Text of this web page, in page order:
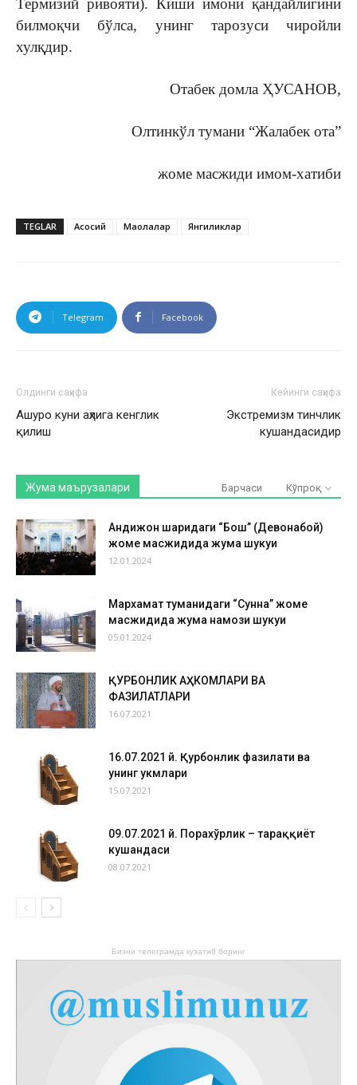
Термизий ривояти). Киши имони қандайлигини
билмоқчи бўлса, унинг тарозуси чиройли
хулқдир.
Отабек домла ҲУСАНОВ,
Олтинкўл тумани “Жалабек ота”
жоме масжиди имом-хатиби
TEGLAR Асосий Мақолалар Янгиликлар
Telegram Facebook
Олдинги саҳифа
Ашуро куни аҳлига кенглик
қилиш
Кейинги саҳифа
Экстремизм тинчлик
кушандасидир
Жума маърузалари Барчаси Кўпроқ
Андижон шаҳридаги “Бош” (Девонабой)
жоме масжидида жума шукуҳи
12.01.2024
Мархамат туманидаги “Сунна” жоме
масжидида жума намози шукуҳи
05.01.2024
ҚУРБОНЛИК АҲКОМЛАРИ ВА
ФАЗИЛАТЛАРИ
16.07.2021
16.07.2021 й. Қурбонлик фазилати ва
унинг ҳукмлари
15.07.2021
09.07.2021 й. Порахўрлик – тараққиёт
кушандаси
08.07.2021
Бизни телеграмда кузатиб боринг